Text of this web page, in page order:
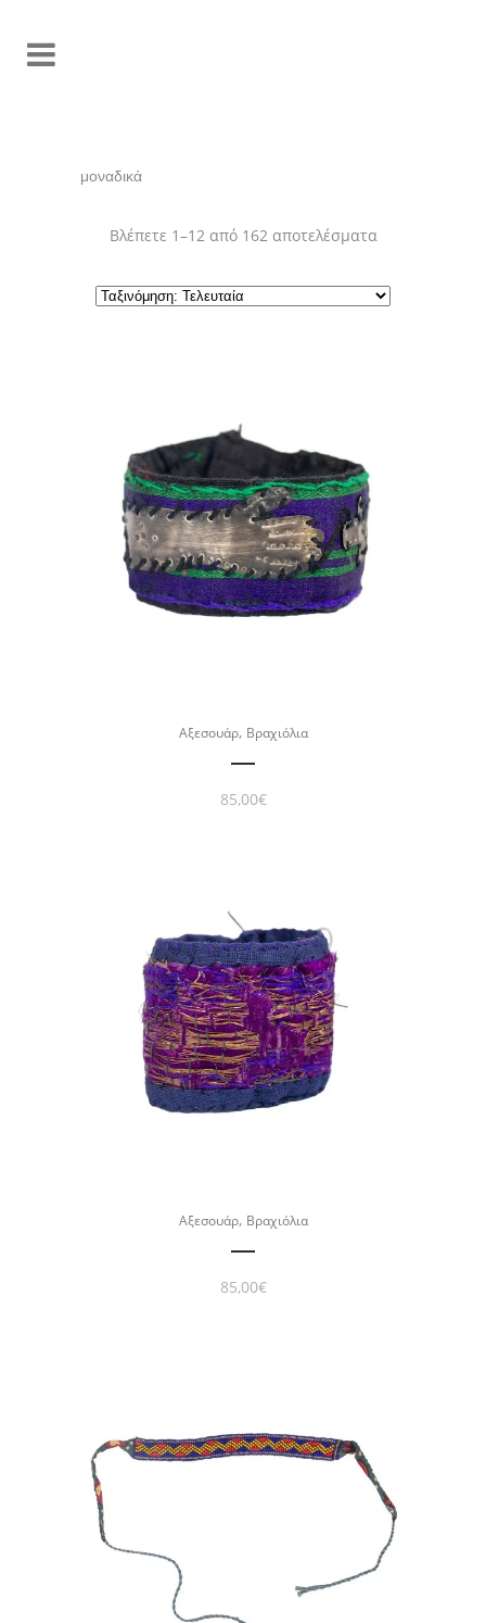
μοναδικά
Βλέπετε 1–12 από 162 αποτελέσματαSorted
by
Αξεσουάρ, Βραχιόλια
85,00€
Αξεσουάρ, Βραχιόλια
85,00€